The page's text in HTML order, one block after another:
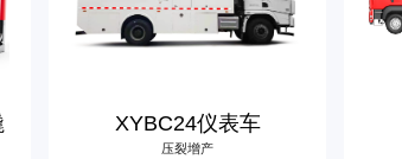
XYBC24仪表车
压裂增产